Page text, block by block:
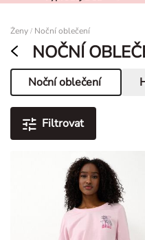
Ženy / Noční oblečení
NOČNÍ
Noční oblečení
Aktuální stránka
Filtrovat